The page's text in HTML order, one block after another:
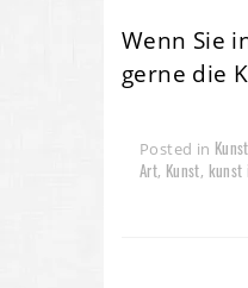
Wenn Sie
gerne die
Posted in
Art, Kunst, kunst